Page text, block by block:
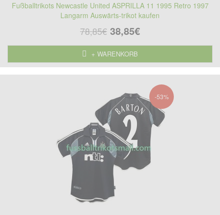
Fußballtrikots Newcastle United ASPRILLA 11 1995 Retro 1997
Langarm Auswärts-trikot kaufen
78,85€ 38,85€
+ WARENKORB
-53%